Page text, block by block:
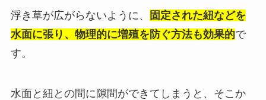
浮き草が広がらないように、
固定された紐などを
水面に張り、物理的に増殖を防ぐ方法も効果的で
す。
水面と紐との間に隙間ができてしまうと、そこか